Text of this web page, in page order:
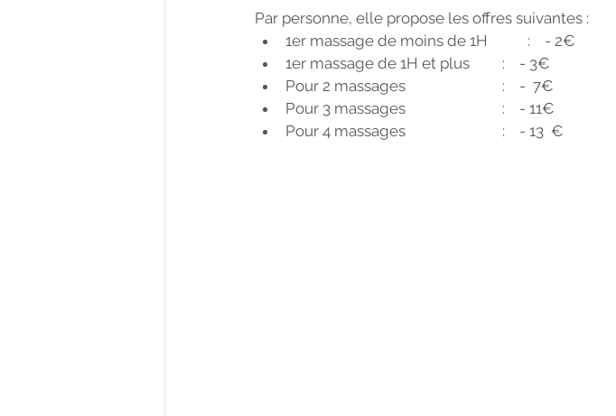
Par personne, elle propose les offres suivantes :
1er massage de moins de 1H           :    - 2€
1er massage de 1H et plus     	:    - 3€
Pour 2 massages   			:    -  7€
Pour 3 massages  			:    - 11€
Pour 4 massages   			:    - 13  €